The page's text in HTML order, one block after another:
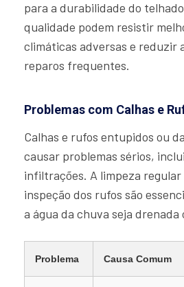
para a durabilidade do
qualidade podem resistir
climáticas adversas e reduzir
reparos frequentes.
Problemas com Calhas e
Calhas e rufos entupidos ou
causar problemas sérios,
infiltrações. A limpeza regular
inspeção dos rufos são
a água da chuva seja
Problema Causa Comum